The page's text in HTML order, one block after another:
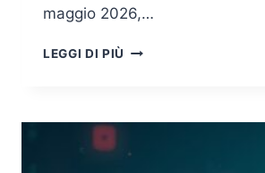
maggio 2026,…
LEGGI DI PIÙ OLTRE
LA